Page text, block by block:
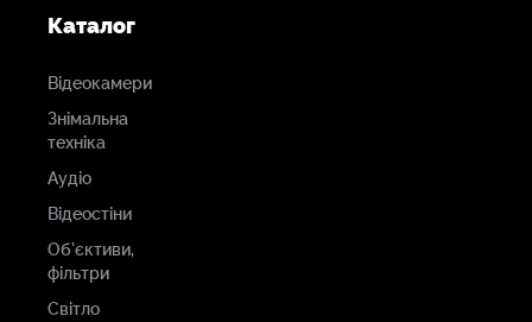
Каталог
Відеокамери
Знімальна
техніка
Аудіо
Відеостіни
Об'єктиви,
фільтри
Світло